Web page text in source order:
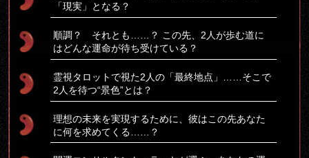
「現実」となる？
順調？ それとも……？ この先、2人が歩む道に
はどんな運命が待ち受けている？
霊視タロットで視た2人の「最終地点」……そこで
2人を待つ“景色”とは？
理想の未来を実現するために、彼はこの先あなた
に何を求めてくる……？